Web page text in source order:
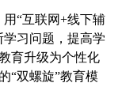
“互联网+线下辅
习问题，提高学
育升级为个性化
“双螺旋”教育模
智慧教育新时